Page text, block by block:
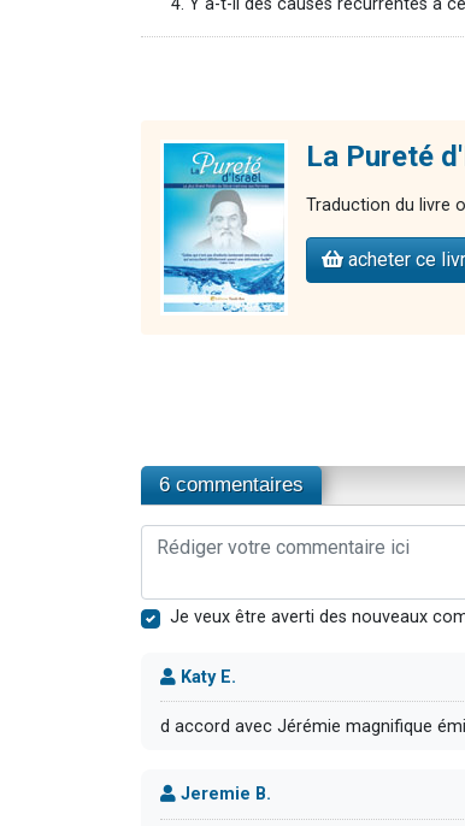
Y a-t-il des causes récurrentes à
La Pureté
Traduction du livre
acheter ce
6 commentaires
Je veux être averti des nouveaux
Katy E.
d accord avec Jérémie magnifique
Jeremie B.